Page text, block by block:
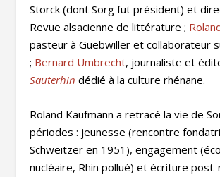
Storck (dont Sorg fut président) et
Revue alsacienne de littérature ;
pasteur à Guebwiller et collaborateur
; Bernard Umbrecht, journaliste et
Sauterhin dédié à la culture rhénane.
Roland Kaufmann a retracé la vie de
périodes : jeunesse (rencontre
Schweitzer en 1951), engagement
nucléaire, Rhin pollué) et écriture